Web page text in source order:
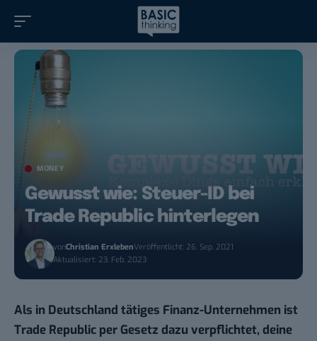
MONEY
Gewusst wie: Steuer-ID bei
Trade Republic hinterlegen
vonChristian ErxlebenVeröffentlicht: 26. Sep. 2021
Aktualisiert: 23. Feb. 2023
Als in Deutschland tätiges Finanz-Unternehmen ist
Trade Republic per Gesetz dazu verpflichtet, deine